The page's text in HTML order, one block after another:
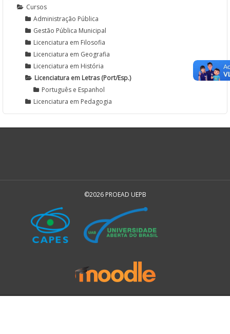
Cursos
Administração Pública
Gestão Pública Municipal
Licenciatura em Filosofia
Licenciatura em Geografia
Licenciatura em História
Licenciatura em Letras (Port/Esp.)
Português e Espanhol
Licenciatura em Pedagogia
©2026 PROEAD UEPB